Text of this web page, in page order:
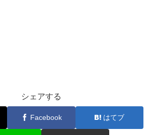
シェアする
Facebook はてブ